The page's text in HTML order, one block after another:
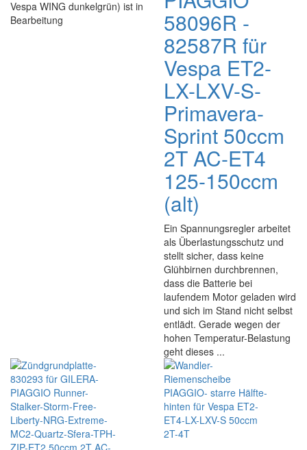
Vespa WING dunkelgrün) ist in
Bearbeitung
58096R -
82587R für
Vespa ET2-
LX-LXV-S-
Primavera-
Sprint 50ccm
2T AC-ET4
125-150ccm
(alt)
Ein Spannungsregler arbeitet
als Überlastungsschutz und
stellt sicher, dass keine
Glühbirnen durchbrennen,
dass die Batterie bei
laufendem Motor geladen wird
und sich im Stand nicht selbst
entlädt. Gerade wegen der
hohen Temperatur-Belastung
geht dieses ...